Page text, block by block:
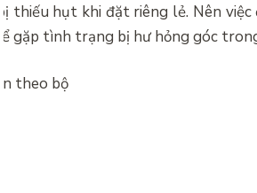
thiếu hụt khi đặt riêng lẻ. Nên
gặp tình trạng bị hư hỏng góc